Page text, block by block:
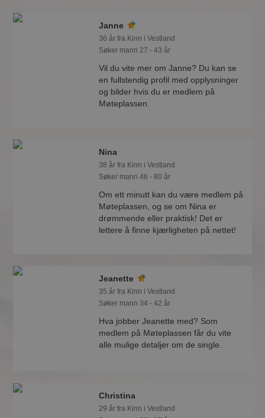
Janne
36 år fra Kinn i Vestland
Søker mann 27 - 43 år
Vil du vite mer om Janne? Du kan se
en fullstendig profil med opplysninger
og bilder hvis du er medlem på
Møteplassen.
Nina
38 år fra Kinn i Vestland
Søker mann 46 - 80 år
Om ett minutt kan du være medlem på
Møteplassen, og se om Nina er
drømmende eller praktisk! Det er
lettere å finne kjærligheten på nettet!
Jeanette
35 år fra Kinn i Vestland
Søker mann 34 - 42 år
Hva jobber Jeanette med? Som
medlem på Møteplassen får du vite
alle mulige detaljer om de single.
Christina
29 år fra Kinn i Vestland